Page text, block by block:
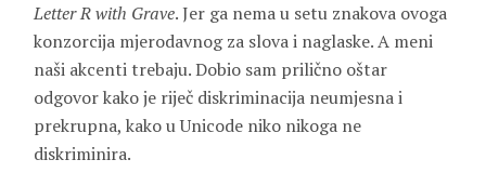
LetterRwith Grave. Jer ga nema u setu znakova ovoga
konzorcija mjerodavnog za slova i naglaske. A meni
naši akcenti trebaju. Dobio sam prilično oštar
odgovor kako je riječ diskriminacija neumjesna i
prekrupna, kako u Unicode niko nikoga ne
diskriminira.